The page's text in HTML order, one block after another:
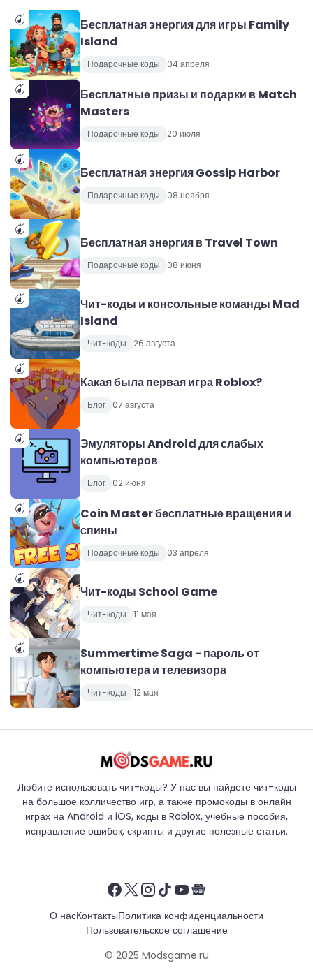
Бесплатная энергия для игры Family
Island
Подарочные коды 04 апреля
Бесплатные призы и подарки в Match
Masters
Подарочные коды 20 июля
Бесплатная энергия Gossip Harbor
Подарочные коды 08 ноября
Бесплатная энергия в Travel Town
Подарочные коды 08 июня
Чит-коды и консольные команды Mad
Island
Чит-коды 26 августа
Какая была первая игра Roblox?
Блог 07 августа
Эмуляторы Android для слабых
компьютеров
Блог 02 июня
Coin Master бесплатные вращения и
спины
Подарочные коды 03 апреля
Чит-коды School Game
Чит-коды 11 мая
Summertime Saga - пароль от
компьютера и телевизора
Чит-коды 12 мая
Любите использовать чит-коды? У нас вы найдете чит-коды
на большое колличество игр, а также промокоды в онлайн
играх на Android и iOS, коды в Roblox, учебные пособия,
исправление ошибок, скрипты и другие полезные статьи.
О насКонтактыПолитика конфиденциальности
Пользовательское соглашение
© 2025 Modsgame.ru